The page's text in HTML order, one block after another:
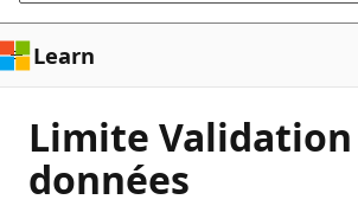
Learn
Limite Validation
données